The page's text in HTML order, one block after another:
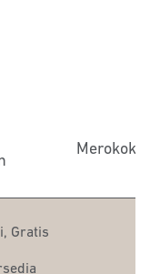
Merokok
, Gratis